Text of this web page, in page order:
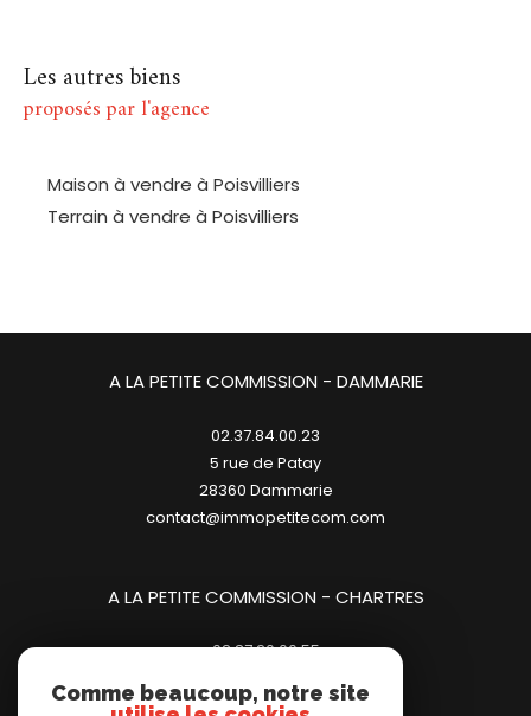
Les autres biens
proposés par l'agence
Maison à vendre à Poisvilliers
Terrain à vendre à Poisvilliers
A LA PETITE COMMISSION - CHARTRES
02.37.20.00.55
28000 chartres
A LA PETITE COMMISSION - DAMMARIE
02.37.84.00.23
5 rue de Patay
28360
dammarie
contact@immopetitecom.com
Comme beaucoup, notre site